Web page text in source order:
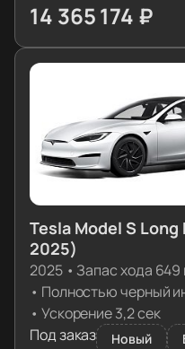
14 365 174 ₽
≈ 142 899€
Tesla Model S
2025)
2025• Запас хода 649
• Полностью черный
• Ускорение 3,2 сек
Под заказ
Новый